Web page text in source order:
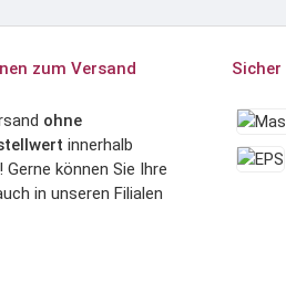
zum Versand
ohne
innerhalb
können Sie Ihre
in unseren Filialen